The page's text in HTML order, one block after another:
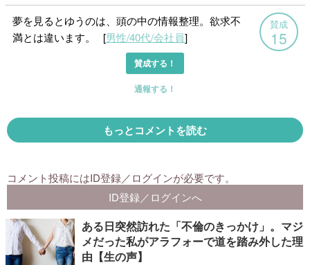
ある日突然訪れた「不倫のきっかけ」。マジ
メだった私がアラフォーで道を踏み外した理
由【生の声】